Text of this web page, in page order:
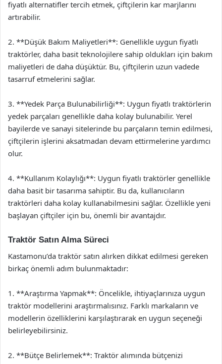
fiyatlı alternatifler tercih etmek, çiftçilerin kar marjlarını
artırabilir.
2. **Düşük Bakım Maliyetleri**: Genellikle uygun fiyatlı
traktörler, daha basit teknolojilere sahip oldukları için bakım
maliyetleri de daha düşüktür. Bu, çiftçilerin uzun vadede
tasarruf etmelerini sağlar.
3. **Yedek Parça Bulunabilirliği**: Uygun fiyatlı traktörlerin
yedek parçaları genellikle daha kolay bulunabilir. Yerel
bayilerde ve sanayi sitelerinde bu parçaların temin edilmesi,
çiftçilerin işlerini aksatmadan devam ettirmelerine yardımcı
olur.
4. **Kullanım Kolaylığı**: Uygun fiyatlı traktörler genellikle
daha basit bir tasarıma sahiptir. Bu da, kullanıcıların
traktörleri daha kolay kullanabilmesini sağlar. Özellikle yeni
başlayan çiftçiler için bu, önemli bir avantajdır.
Traktör Satın Alma Süreci
Kastamonu’da traktör satın alırken dikkat edilmesi gereken
birkaç önemli adım bulunmaktadır:
1. **Araştırma Yapmak**: Öncelikle, ihtiyaçlarınıza uygun
traktör modellerini araştırmalısınız. Farklı markaların ve
modellerin özelliklerini karşılaştırarak en uygun seçeneği
belirleyebilirsiniz.
2. **Bütçe Belirlemek**: Traktör alımında bütçenizi